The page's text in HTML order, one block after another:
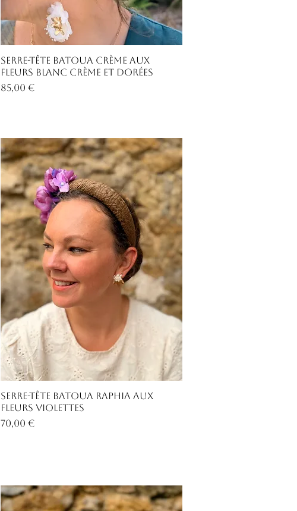
Aperçu rapide
Serre-tête Batoua crème aux
fleurs blanc crème et dorées
Prix
85,00 €
Aperçu rapide
Serre-tête Batoua raphia aux
fleurs violettes
Prix
70,00 €